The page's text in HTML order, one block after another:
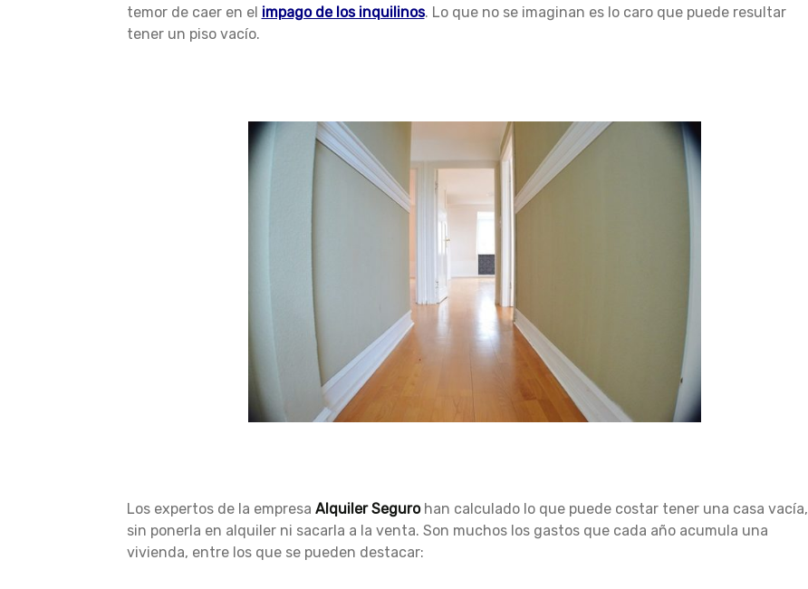
temor de caer en el impago de los inquilinos. Lo que no se imaginan es lo caro que puede resultar
tener un piso vacío.
Los expertos de la empresa Alquiler Segurohan calculado lo que puede costar tener una casa vacía,
sin ponerla en alquiler ni sacarla a la venta. Son muchos los gastos que cada año acumula una
vivienda, entre los que se pueden destacar: